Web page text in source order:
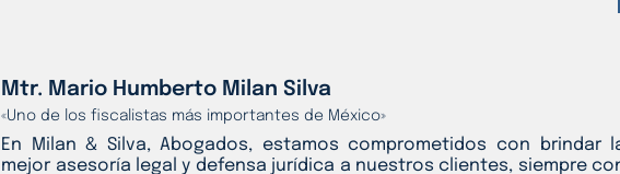
Mtr. Mario Humberto Milan Silva
«Uno de los fiscalistas más importantes de México»
En Milan & Silva, Abogados, estamos comprometidos con brindar
mejor asesoría legal y defensa jurídica a nuestros clientes, siempre